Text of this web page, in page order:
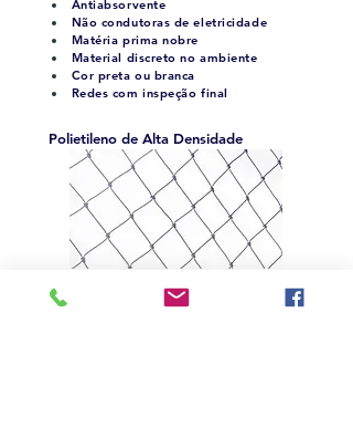
Antiabsorvente
Não condutoras de eletricidade
Matéria prima nobre
Material discreto no ambiente
Cor preta ou branca
Redes com inspeção final
Polietileno de Alta Densidade
torcidos, a quantidade ideal para a